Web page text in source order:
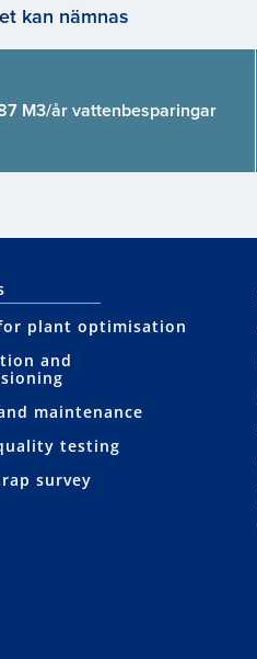
kan nämnas
M3/år vattenbesparingar
plant optimisation
and
maintenance
testing
survey